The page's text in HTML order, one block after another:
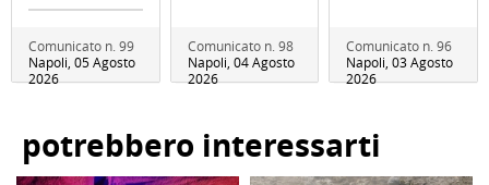
Comunicato n. 99
Napoli, 05 Agosto
2026
Comunicato n. 98
Napoli, 04 Agosto
2026
Comunicato n. 96
Napoli, 03 Agosto
2026
potrebbero interessarti